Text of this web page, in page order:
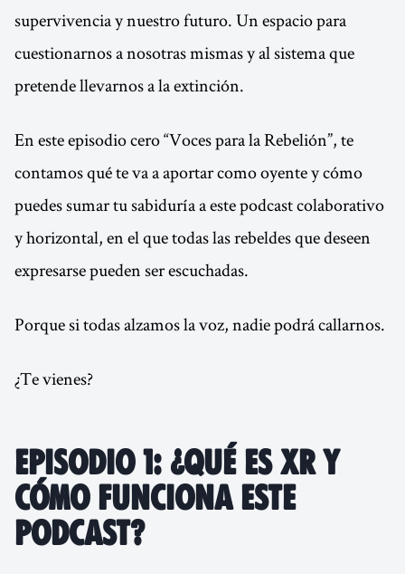
supervivencia y nuestro futuro. Un espacio para
cuestionarnos a nosotras mismas y al sistema que
pretende llevarnos a la extinción.
En este episodio cero “Voces para la Rebelión”, te
contamos qué te va a aportar como oyente y cómo
puedes sumar tu sabiduría a este podcast colaborativo
y horizontal, en el que todas las rebeldes que deseen
expresarse pueden ser escuchadas.
Porque si todas alzamos la voz, nadie podrá callarnos.
¿Te vienes?
Episodio 1: ¿Qué es XR y
cómo funciona este
podcast?